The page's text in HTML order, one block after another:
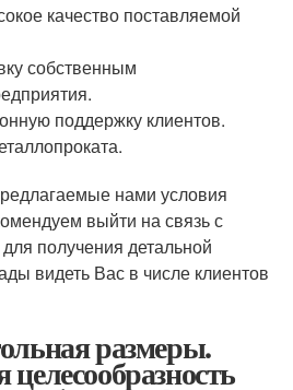
качество поставляемой
собственным
поддержку клиентов.
нами условия
выйти на связь с
получения детальной
видеть Вас в числе клиентов
размеры.